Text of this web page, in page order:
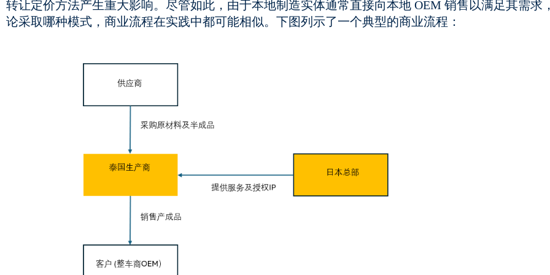
转让定价方法产生重大影响。尽管如此，由于本地制造实体通常直接向本地 OEM 销售以满足其需求
论采取哪种模式，商业流程在实践中都可能相似。下图列示了一个典型的商业流程：